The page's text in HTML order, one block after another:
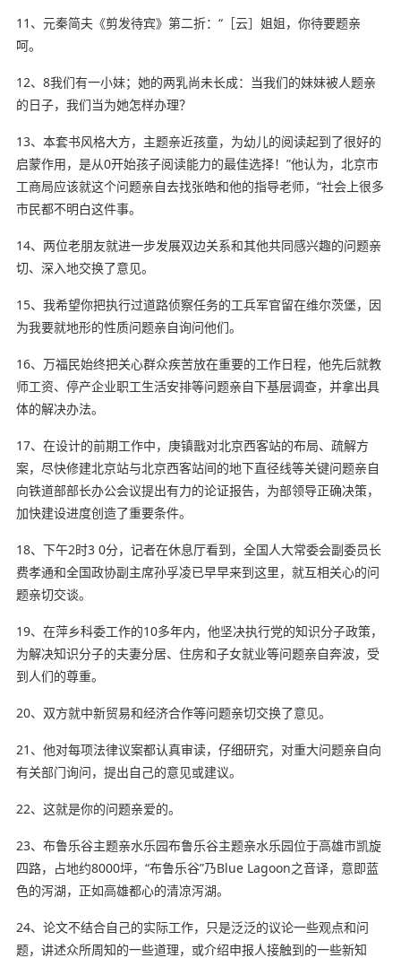
11、元秦简夫《剪发待宾》第二折：“［云］姐姐，你待要题亲
呵。
12、8我们有一小妹；她的两乳尚未长成：当我们的妹妹被人题亲
的日子，我们当为她怎样办理？
13、本套书风格大方，主题亲近孩童，为幼儿的阅读起到了很好的
启蒙作用，是从0开始孩子阅读能力的最佳选择！”他认为，北京市
工商局应该就这个问题亲自去找张皓和他的指导老师，“社会上很多
市民都不明白这件事。
14、两位老朋友就进一步发展双边关系和其他共同感兴趣的问题亲
切、深入地交换了意见。
15、我希望你把执行过道路侦察任务的工兵军官留在维尔茨堡，因
为我要就地形的性质问题亲自询问他们。
16、万福民始终把关心群众疾苦放在重要的工作日程，他先后就教
师工资、停产企业职工生活安排等问题亲自下基层调查，并拿出具
体的解决办法。
17、在设计的前期工作中，庚镇戬对北京西客站的布局、疏解方
案，尽快修建北京站与北京西客站间的地下直径线等关键问题亲自
向铁道部部长办公会议提出有力的论证报告，为部领导正确决策，
加快建设进度创造了重要条件。
18、下午2时3 0分，记者在休息厅看到，全国人大常委会副委员长
费孝通和全国政协副主席孙孚凌已早早来到这里，就互相关心的问
题亲切交谈。
19、在萍乡科委工作的10多年内，他坚决执行党的知识分子政策，
为解决知识分子的夫妻分居、住房和子女就业等问题亲自奔波，受
到人们的尊重。
20、双方就中新贸易和经济合作等问题亲切交换了意见。
21、他对每项法律议案都认真审读，仔细研究，对重大问题亲自向
有关部门询问，提出自己的意见或建议。
22、这就是你的问题亲爱的。
23、布鲁乐谷主题亲水乐园布鲁乐谷主题亲水乐园位于高雄市凯旋
四路，占地约8000坪，“布鲁乐谷”乃Blue Lagoon之音译，意即蓝
色的泻湖，正如高雄都心的清凉泻湖。
24、论文不结合自己的实际工作，只是泛泛的议论一些观点和问
题，讲述众所周知的一些道理，或介绍申报人接触到的一些新知